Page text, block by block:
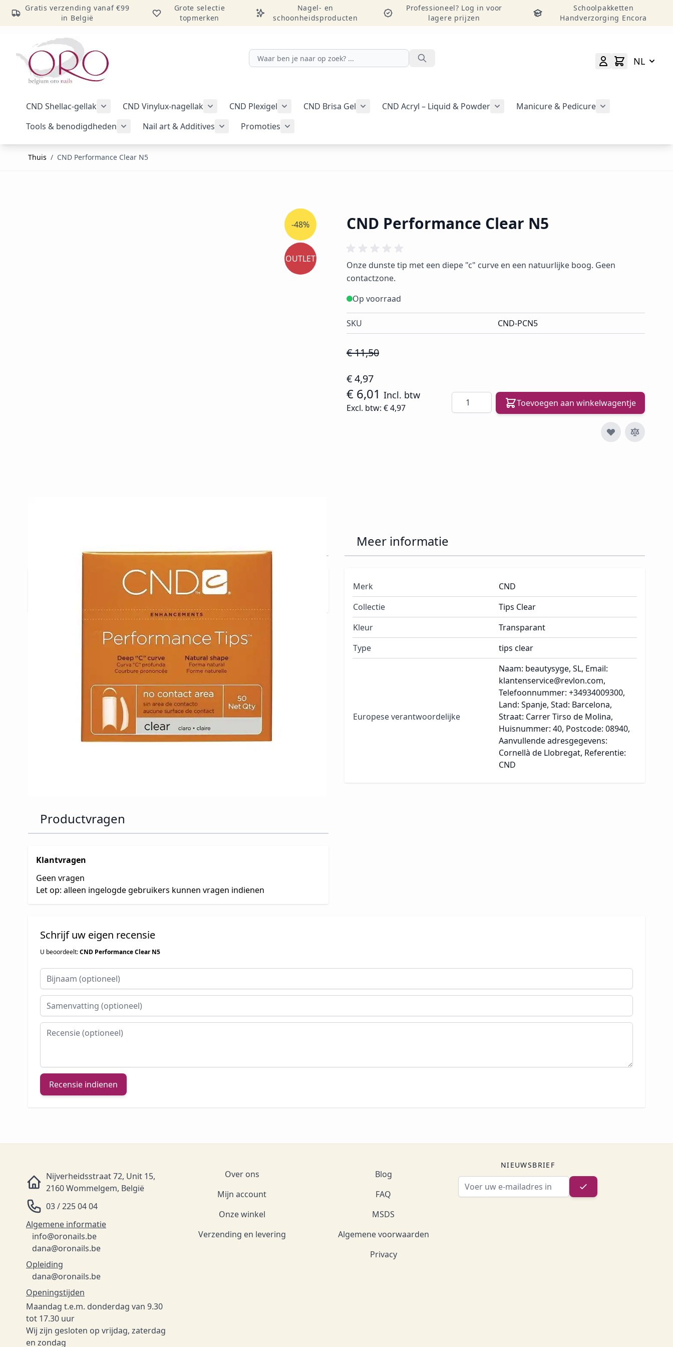
Gratis verzending vanaf €99
in België
Grote selectie
topmerken
Nagel- en
schoonheidsproducten
Professioneel? Log in voor
lagere prijzen
Schoolpakketten
Handverzorging Encora
Ga naar inhoud
Zoeken
NL
CND Shellac-gellak
CND Vinylux-nagellak
CND Plexigel
CND Brisa Gel
CND Acryl – Liquid & Powder
Manicure & Pedicure
Tools & benodigdheden
Nail art & Additives
Promoties
Thuis / CND Performance Clear N5
CND Performance Clear N5
-48%
OUTLET
Onze dunste tip met een diepe "c" curve en een natuurlijke boog. Geen
contactzone.
Op voorraad
SKU CND-PCN5
€ 11,50
€ 4,97
€ 6,01 Incl. btw
Excl. btw: € 4,97
Aantal Toevoegen aan winkelwagentje
Onze dunste tip met een diepe "c" curve en een natuurlijke boog. Geen
Meer informatie
Merk
CND
Collectie
Tips Clear
Kleur
Transparant
Type
tips clear
Europese verantwoordelijke
Naam: beautysyge, SL, Email:
klantenservice@revlon.com,
Telefoonnummer: +34934009300,
Land: Spanje, Stad: Barcelona,
Straat: Carrer Tirso de Molina,
Huisnummer: 40, Postcode: 08940,
Aanvullende adresgegevens:
Cornellà de Llobregat, Referentie:
CND
Productvragen
Klantvragen
Geen vragen
Let op: alleen ingelogde gebruikers kunnen vragen indienen
Schrijf uw eigen recensie
U beoordeelt:CND Performance Clear N5
Bijnaam
Samenvatting
Recensie
Recensie indienen
Nijverheidsstraat 72, Unit 15,
2160 Wommelgem, België
03 / 225 04 04
Algemene informatie
info@oronails.be
dana@oronails.be
Opleiding
dana@oronails.be
Openingstijden
Maandag t.e.m. donderdag van 9.30
tot 17.30 uur
Wij zijn gesloten op vrijdag, zaterdag
en zondag
Over ons
Mijn account
Onze winkel
Verzending en levering
Blog
FAQ
MSDS
Algemene voorwaarden
Privacy
NIEUWSBRIEF
E-mailadres